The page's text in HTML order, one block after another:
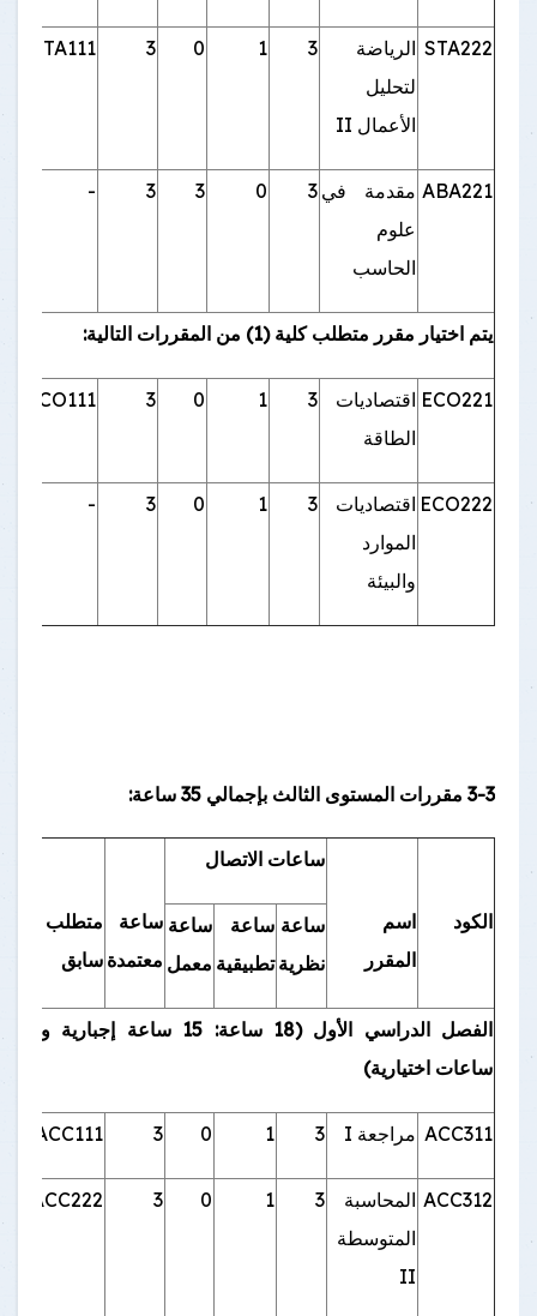
STA222 الرياضة
لتحليل
الأعمال II
3
1
0
3
STA111
ABA221 مقدمة في
علوم
الحاسب
3
0
3
3
-
يتم اختيار مقرر متطلب كلية (1) من المقررات التالية:
ECO221 اقتصاديات
الطاقة
3
1
0
3
ECO111
ECO222 اقتصاديات
الموارد
والبيئة
3
1
0
3
-
3-3 مقررات المستوى الثالث بإجمالي 35 ساعة:
الكود
اسم
المقرر
ساعات الاتصال
ساعة
معتمدة
متطلب
سابق
ساعة
نظرية
ساعة
تطبيقية
ساعة
معمل
الفصل الدراسي الأول (18 ساعة: 15
ساعات اختيارية)
ACC311 مراجعة I 3
1
0
3
ACC111
ACC312 المحاسبة
المتوسطة
II
3
1
0
3
ACC222